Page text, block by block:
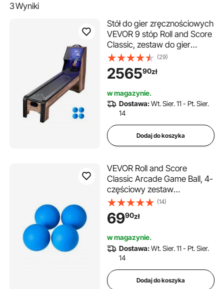
3Wyniki
Stół do gier zręcznościowych
VEVOR 9 stóp Roll and Score
Classic, zestaw do gier
wewnętrznych z
elektroniczną tablicą
wyników LED, automatyczny
domowe, 4 piłki w zestawie
(29)
256590zł
w magazynie.
Dostawa:Wt. Sier. 11 - Pt. Sier.
14
Dodaj do koszyka
VEVOR Roll and Score
Classic Arcade Game Ball, 4-
częściowy zestaw
akcesoriów do stołu do gry,
akcesorium do gry w
rzucanie piłką, idealne do gier
powietrzu
(14)
6990zł
w magazynie.
Dostawa:Wt. Sier. 11 - Pt. Sier.
14
Dodaj do koszyka